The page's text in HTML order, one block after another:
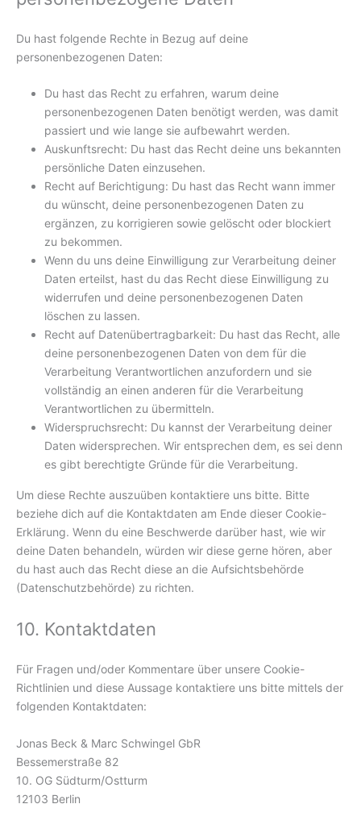
Du hast folgende Rechte in Bezug auf deine
personenbezogenen Daten:
Du hast das Recht zu erfahren, warum deine
personenbezogenen Daten benötigt werden, was damit
passiert und wie lange sie aufbewahrt werden.
Auskunftsrecht: Du hast das Recht deine uns bekannten
persönliche Daten einzusehen.
Recht auf Berichtigung: Du hast das Recht wann immer
du wünscht, deine personenbezogenen Daten zu
ergänzen, zu korrigieren sowie gelöscht oder blockiert
zu bekommen.
Wenn du uns deine Einwilligung zur Verarbeitung deiner
Daten erteilst, hast du das Recht diese Einwilligung zu
widerrufen und deine personenbezogenen Daten
löschen zu lassen.
Recht auf Datenübertragbarkeit: Du hast das Recht, alle
deine personenbezogenen Daten von dem für die
Verarbeitung Verantwortlichen anzufordern und sie
vollständig an einen anderen für die Verarbeitung
Verantwortlichen zu übermitteln.
Widerspruchsrecht: Du kannst der Verarbeitung deiner
Daten widersprechen. Wir entsprechen dem, es sei denn
es gibt berechtigte Gründe für die Verarbeitung.
Um diese Rechte auszuüben kontaktiere uns bitte. Bitte
beziehe dich auf die Kontaktdaten am Ende dieser Cookie-
Erklärung. Wenn du eine Beschwerde darüber hast, wie wir
deine Daten behandeln, würden wir diese gerne hören, aber
du hast auch das Recht diese an die Aufsichtsbehörde
(Datenschutzbehörde) zu richten.
10. Kontaktdaten
Für Fragen und/oder Kommentare über unsere Cookie-
Richtlinien und diese Aussage kontaktiere uns bitte mittels der
folgenden Kontaktdaten:
Jonas Beck & Marc Schwingel GbR
Bessemerstraße 82
10. OG Südturm/Ostturm
12103 Berlin